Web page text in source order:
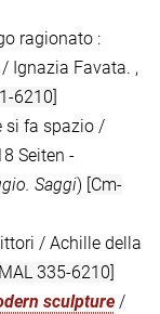
ragionato :
Ignazia Favata. ,
6210]
si fa spazio /
Seiten -
Saggi) [Cm-
/ Achille della
335-6210]
sculpture /